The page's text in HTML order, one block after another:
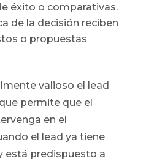
éxito o comparativas.
de la decisión reciben
o propuestas
valioso el lead
permite que el
en el
el lead ya tiene
está predispuesto a